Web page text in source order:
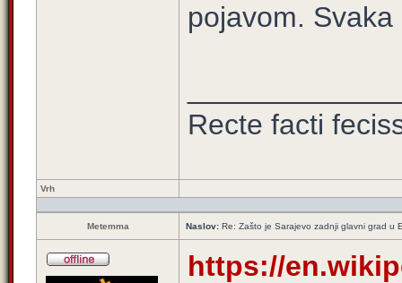
pojavom.
Recte facti
Vrh
Metemma Naslov: Re: Zašto je Sarajevo zadnji glavni grad u
https://